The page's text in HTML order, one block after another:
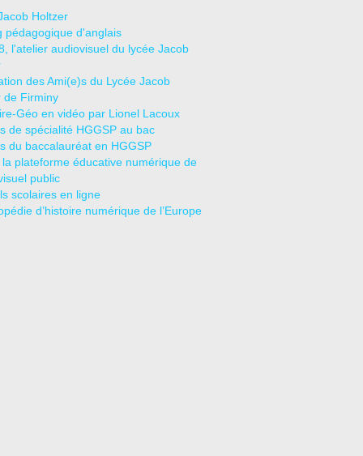
Holtzer
pédagogique d'anglais
l'atelier audiovisuel du lycée Jacob
des Ami(e)s du Lycée Jacob
de Firminy
Géo en vidéo par Lionel Lacoux
de spécialité HGGSP au bac
du baccalauréat en HGGSP
la plateforme éducative numérique de
public
scolaires en ligne
d’histoire numérique de l’Europe